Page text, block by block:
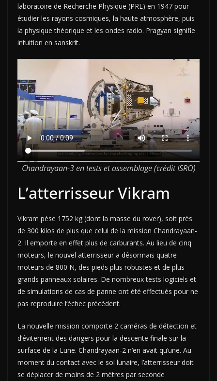
laboratoire de Recherche Physique (PRL) en 1947 pour
étudier les rayons cosmiques, la haute atmosphère, puis
la physique théorique et les ondes radio. Pragyan signifie
intuition en sanskrit.
Chandrayaan-3 en tests et assemblage (crédit ISRO)
L’atterrisseur Vikram
Vikram pèse 1752 kg (dont la masse du rover), soit près
de 300 kilos de plus que celui de la mission Chandrayaan-
2. Il emporte en effet plus de carburants. Au lieu de cinq
moteurs, le nouvel atterrisseur a désormais quatre
moteurs de 800 N, des pieds plus robustes et de plus
grands panneaux solaires. De nombreux tests logiciels et
de simulations de cas de panne ont été effectués pour ne
pas reproduire l’échec précédent.
La nouvelle mission comporte 2 caméras de détection et
d’évitement des dangers pour la descente finale sur la
surface de la Lune. Chandrayaan-2 n’en avait qu’une. Au
moment du contact avec le sol lunaire, l’atterrisseur doit
se déplacer de moins de 2 mètres par seconde